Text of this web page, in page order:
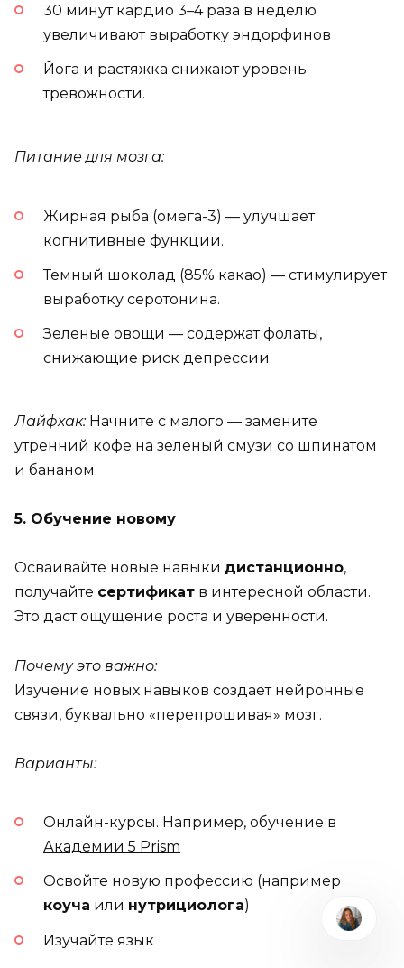
30 минут кардио 3–4 раза в неделю
увеличивают выработку эндорфинов
Йога и растяжка снижают уровень
тревожности.
Питание для мозга:
Жирная рыба (омега-3) — улучшает
когнитивные функции.
Темный шоколад (85% какао) — стимулирует
выработку серотонина.
Зеленые овощи — содержат фолаты,
снижающие риск депрессии.
Лайфхак:Начните с малого — замените
утренний кофе на зеленый смузи со шпинатом
и бананом.
5. Обучение новому
Осваивайте новые навыки дистанционно,
получайте сертификат в интересной области.
Это даст ощущение роста и уверенности.
Почему это важно:
Изучение новых навыков создает нейронные
связи, буквально «перепрошивая» мозг.
Варианты:
Онлайн-курсы. Например, обучение в
Академии 5 Prism
Освойте новую профессию (например
коуча или нутрициолога)
Изучайте язык